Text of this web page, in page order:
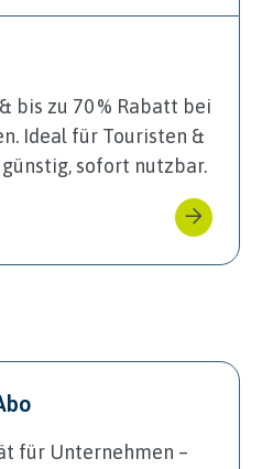
bis zu 70 % Rabatt bei
Ideal für Touristen &
sofort nutzbar.
für Unternehmen –